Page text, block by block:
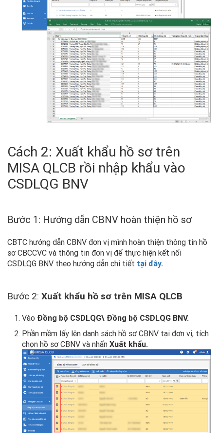
Cách 2: Xuất khẩu hồ sơ trên
MISA QLCB rồi nhập khẩu vào
CSDLQG BNV
Bước 1: Hướng dẫn CBNV hoàn thiện hồ sơ
CBTC hướng dẫn CBNV đơn vị mình hoàn thiện thông tin hồ
sơ CBCCVC và thông tin đơn vị để thực hiện kết nối
CSDLQG BNV theo hướng dẫn chi tiết tại đây.
Bước 2: Xuất khẩu hồ sơ trên MISA QLCB
Vào Đồng bộ CSDLQG\ Đồng bộ CSDLQG BNV.
Phần mềm lấy lên danh sách hồ sơ CBNV tại đơn vị, tích
chọn hồ sơ CBNV và nhấn Xuất khẩu.